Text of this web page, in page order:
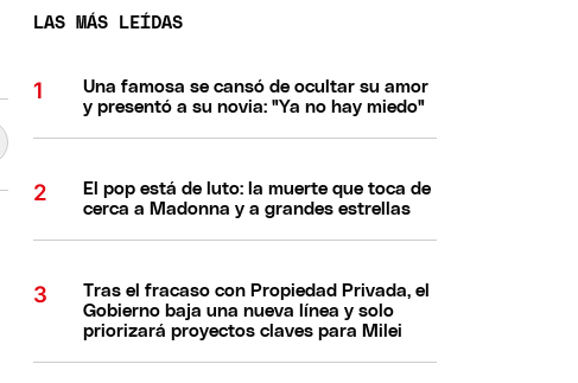
LAS MÁS LEÍDAS
Una famosa se cansó de ocultar su amor
y presentó a su novia: "Ya no hay miedo"
El pop está de luto: la muerte que toca de
cerca a Madonna y a grandes estrellas
Tras el fracaso con Propiedad Privada, el
Gobierno baja una nueva línea y solo
priorizará proyectos claves para Milei